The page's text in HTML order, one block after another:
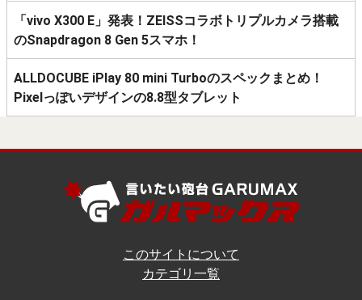
「vivo X300 E」発表！ZEISSコラボトリプルカメラ搭載
のSnapdragon 8 Gen 5スマホ！
ALLDOCUBE iPlay 80 mini Turboのスペックまとめ！
Pixelっぽいデザインの8.8型タブレット
このサイトについて
カテゴリ一覧